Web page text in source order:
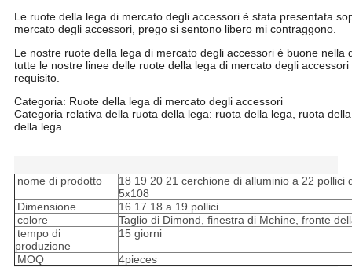
Le ruote della lega di mercato degli accessori è stata presentata
mercato degli accessori, prego si sentono libero mi contraggono.
Le nostre ruote della lega di mercato degli accessori è buone
tutte le nostre linee delle ruote della lega di mercato degli
requisito.
Categoria: Ruote della lega di mercato degli accessori
Categoria relativa della ruota della lega: ruota della lega, ruota
della lega
nome di prodotto
18 19 20 21 cerchione di alluminio a 22
5x108
Dimensione
16 17 18 a 19 pollici
colore
Taglio di Dimond, finestra di Mchine, fronte
tempo di
produzione
15 giorni
MOQ 4pieces